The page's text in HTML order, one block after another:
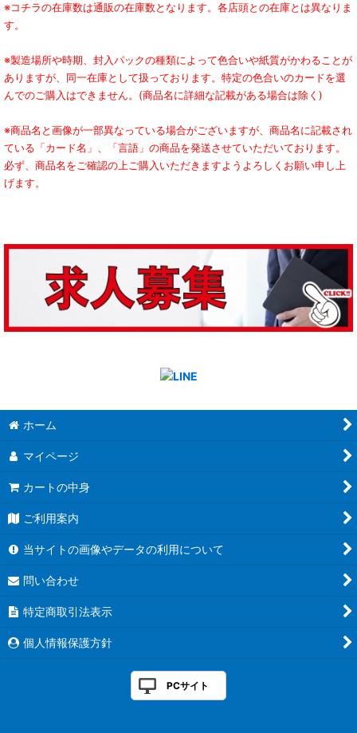
※コチラの在庫数は通販の在庫数となります。各店頭との在庫とは異なりま
す。
※製造場所や時期、封入パックの種類によって色合いや紙質がかわることが
ありますが、同一在庫として扱っております。特定の色合いのカードを選
んでのご購入はできません。(商品名に詳細な記載がある場合は除く)
※商品名と画像が一部異なっている場合がございますが、商品名に記載され
ている「カード名」、「言語」の商品を発送させていただいております。
必ず、商品名をご確認の上ご購入いただきますようよろしくお願い申し上
げます。
ホーム
マイページ
カートの中身
ご利用案内
当サイトの画像やデータの利用について
問い合わせ
特定商取引法表示
個人情報保護方針
PCサイト